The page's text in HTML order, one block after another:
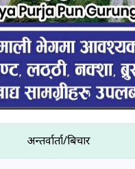
अन्तर्वार्ता/बिचार